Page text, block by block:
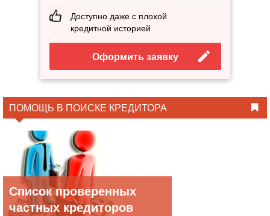
Доступно даже с плохой
кредитной историей
Оформить заявку
ПОМОЩЬ В ПОИСКЕ КРЕДИТОРА
Список проверенных
частных кредиторов